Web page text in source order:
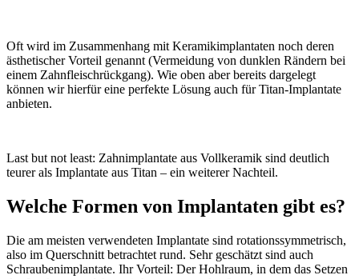
Oft wird im Zusammenhang mit Keramikimplantaten noch deren
ästhetischer Vorteil genannt (Vermeidung von dunklen Rändern bei
einem Zahnfleischrückgang). Wie oben aber bereits dargelegt
können wir hierfür eine perfekte Lösung auch für Titan-Implantate
anbieten.
Last but not least: Zahnimplantate aus Vollkeramik sind deutlich
teurer als Implantate aus Titan – ein weiterer Nachteil.
Welche Formen von Implantaten gibt es?
Die am meisten verwendeten Implantate sind rotationssymmetrisch,
also im Querschnitt betrachtet rund. Sehr geschätzt sind auch
Schraubenimplantate. Ihr Vorteil: Der Hohlraum, in dem das Setzen